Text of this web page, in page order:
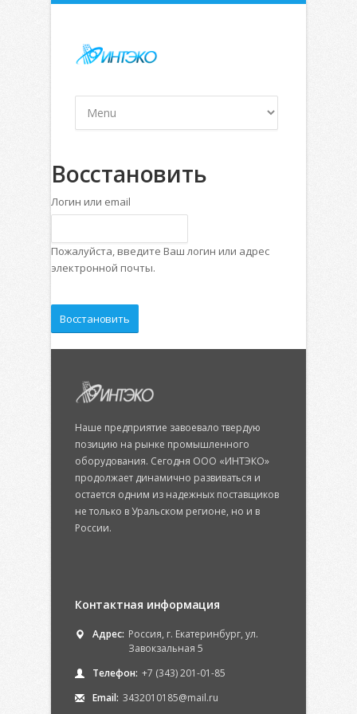
Восстановить
Логин или email
Пожалуйста, введите Ваш логин или адрес
электронной почты.
Наше предприятие завоевало твердую
позицию на рынке промышленного
оборудования. Сегодня ООО «ИНТЭКО»
продолжает динамично развиваться и
остается одним из надежных поставщиков
не только в Уральском регионе, но и в
России.
Контактная информация
Адрес: Россия, г. Екатеринбург, ул.
Завокзальная 5
Телефон: +7 (343) 201-01-85
Email: 3432010185@mail.ru